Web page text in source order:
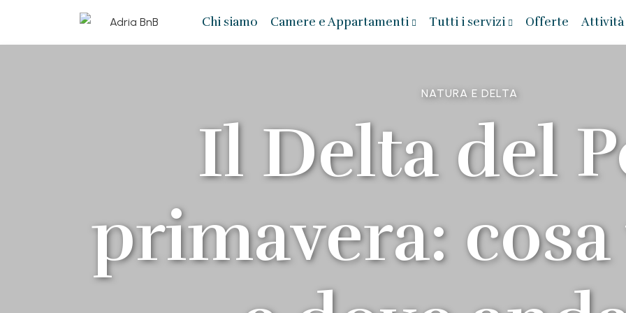
Chi siamo Camere e Appartamenti Tutti i servizi Offerte Attività
NATURA E DELTA
Il Delta del
primavera: